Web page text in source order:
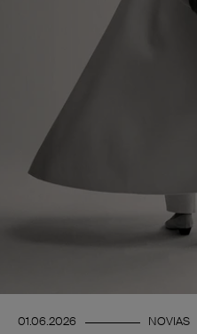
01.06.2026 NOVIAS